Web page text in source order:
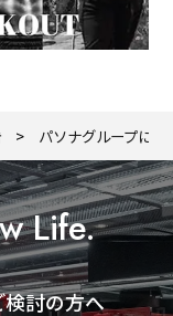
パソナグループに
Life.
討の方へ